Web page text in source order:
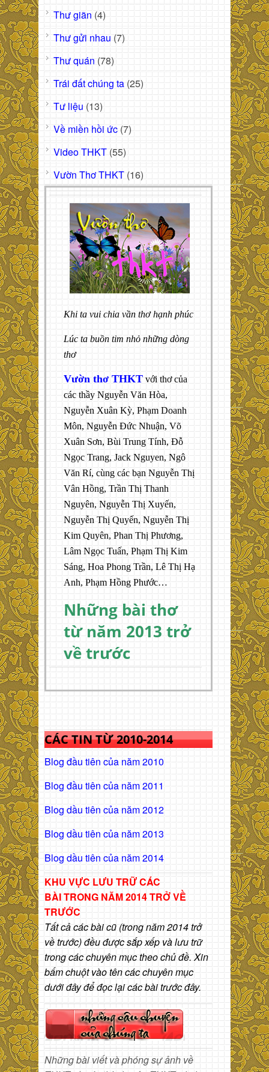
Thư giãn (4)
Thư gửi nhau (7)
Thư quán (78)
Trái đất chúng ta (25)
Tư liệu (13)
Về miền hồi ức (7)
Video THKT (55)
Vườn Thơ THKT (16)
Khi ta vui chia vần thơ hạnh phúc
Lúc ta buồn tim nhỏ những dòng
thơ
Vườn thơ THKT với thơ của
các thầy Nguyễn Văn Hòa,
Nguyễn Xuân Kỳ, Phạm Doanh
Môn, Nguyễn Đức Nhuận, Võ
Xuân Sơn, Bùi Trung Tính, Đỗ
Ngọc Trang, Jack Nguyen, Ngô
Văn Rí, cùng các bạn Nguyễn Thị
Vân Hồng, Trần Thị Thanh
Nguyên, Nguyễn Thị Xuyến,
Nguyễn Thị Quyến, Nguyễn Thị
Kim Quyên, Phan Thị Phương,
Lâm Ngọc Tuấn, Phạm Thị Kim
Sáng, Hoa Phong Trần, Lê Thị Hạ
Anh, Phạm Hồng Phước…
Những bài thơ
từ năm 2013 trở
về trước
CÁC TIN TỪ 2010-2014
Blog đầu tiên của năm 2010
Blog đầu tiên của năm 2011
Blog dầu tiên của năm 2012
Blog dầu tiên của năm 2013
Blog dầu tiên của năm 2014
KHU VỰC LƯU TRỮ CÁC
BÀITRONG NĂM 2014 TRỞ VỀ
TRƯỚC
Tất cả các bài cũ (trong năm 2014 trở
về trước) đều được sắp xếp và lưu trữ
trong các chuyên mục theo chủ đề. Xin
bấm chuột vào tên các chuyên mục
dưới đây để đọc lại các bài trước đây.
Những bài viết và phóng sự ảnh về